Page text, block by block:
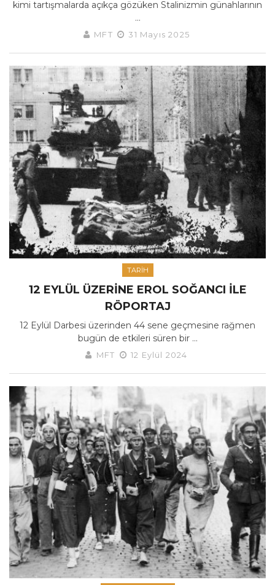
kimi tartışmalarda açıkça gözüken Stalinizmin günahlarının
...
MFT 31 Mayıs 2025
TARIH
12 EYLÜL ÜZERINE EROL SOĞANCI ILE
RÖPORTAJ
12 Eylül Darbesi üzerinden 44 sene geçmesine rağmen
bugün de etkileri süren bir ...
MFT 12 Eylül 2024